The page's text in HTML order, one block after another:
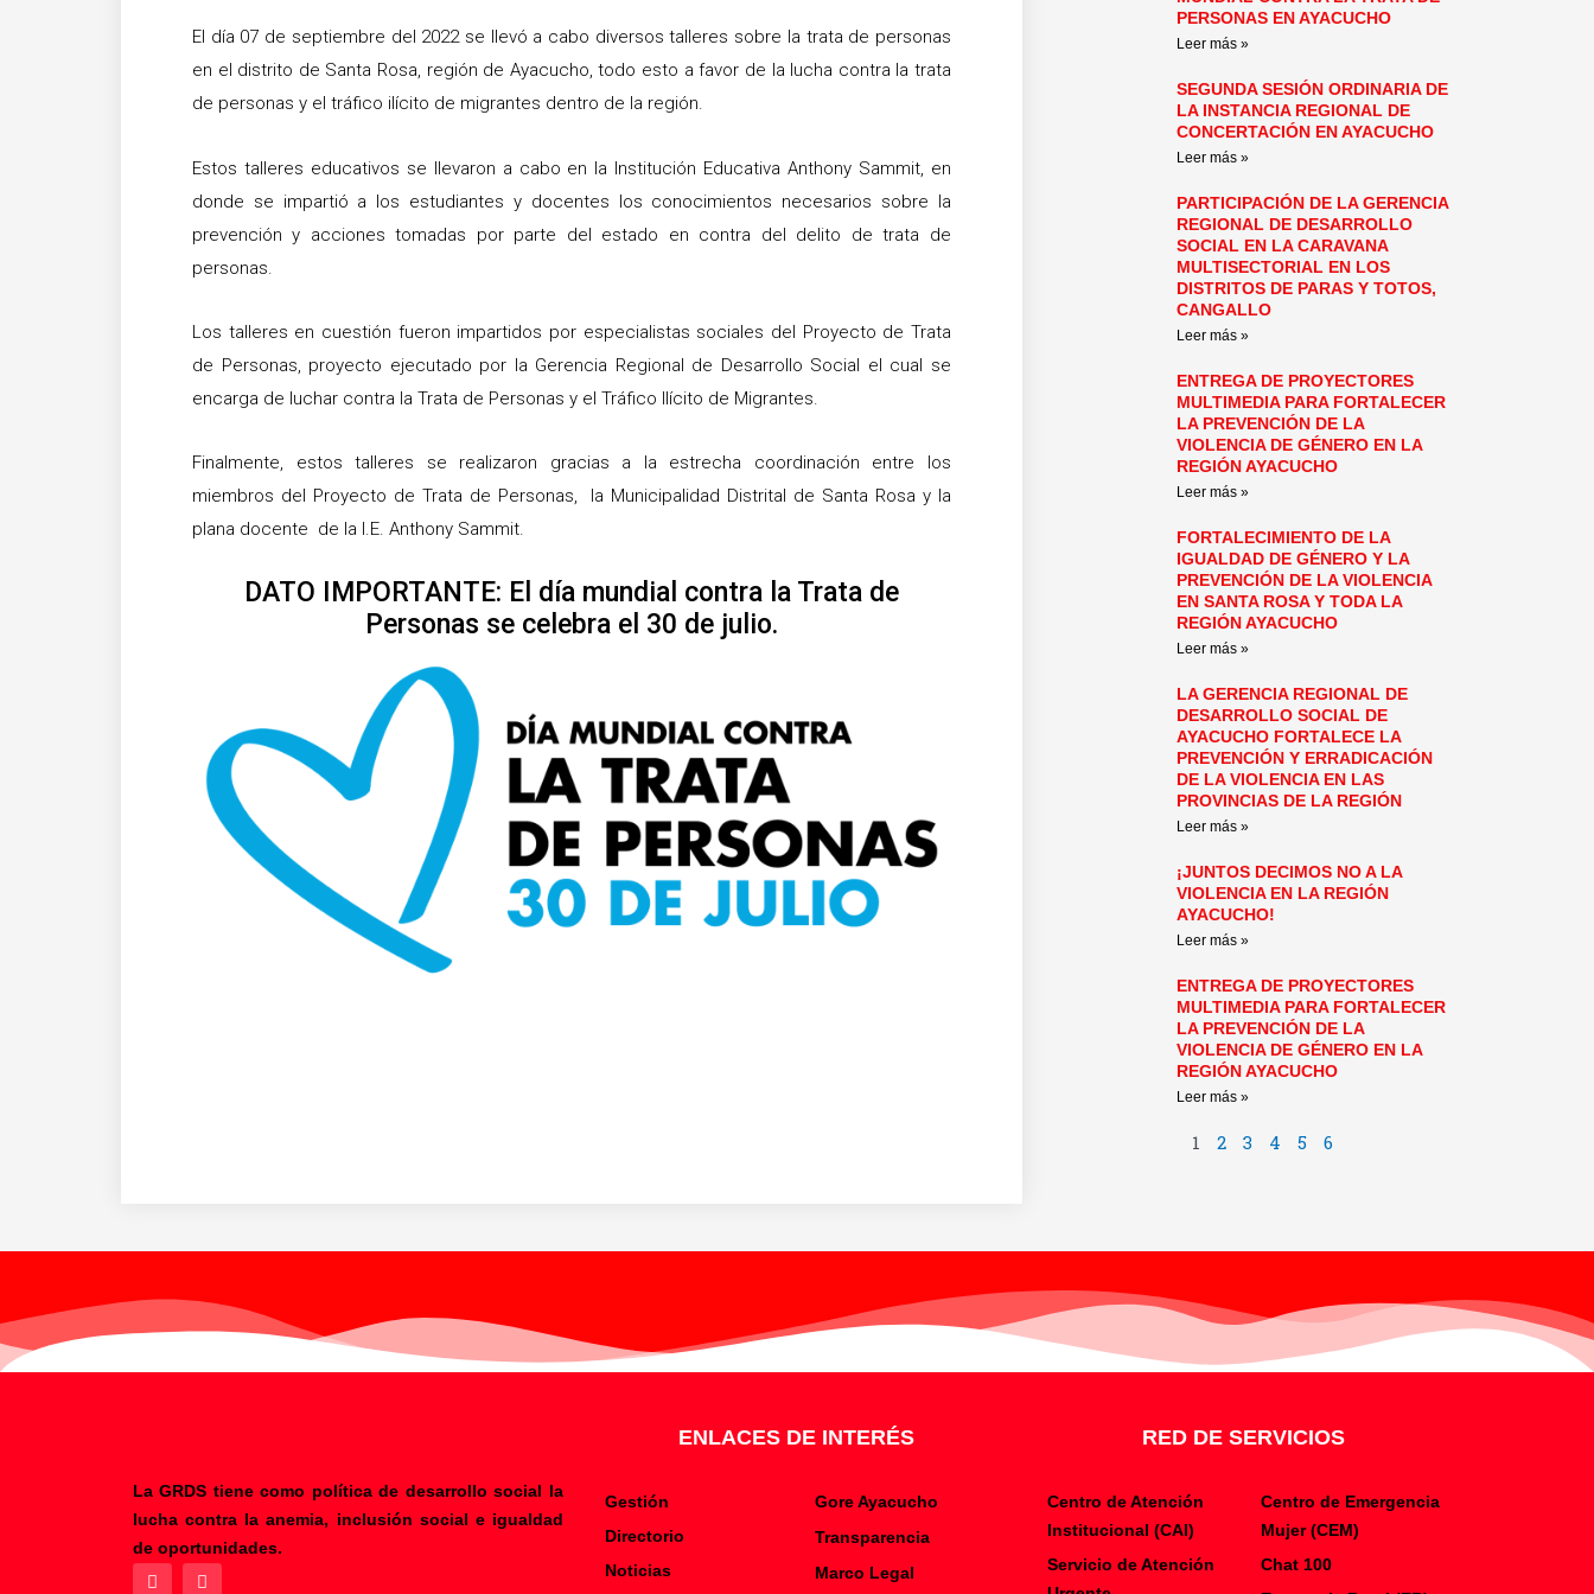
El día 07 de septiembre del 2022 se llevó a cabo diversos talleres sobre la trata de personas
en el distrito de Santa Rosa, región de Ayacucho, todo esto a favor de la lucha contra la trata
de personas y el tráfico ilícito de migrantes dentro de la región.
Estos talleres educativos se llevaron a cabo en la Institución Educativa Anthony Sammit, en
donde se impartió a los estudiantes y docentes los conocimientos necesarios sobre la
prevención y acciones tomadas por parte del estado en contra del delito de trata de
personas.
Los talleres en cuestión fueron impartidos por especialistas sociales del Proyecto de Trata
de Personas, proyecto ejecutado por la Gerencia Regional de Desarrollo Social el cual se
encarga de luchar contra la Trata de Personas y el Tráfico Ilícito de Migrantes.
Finalmente, estos talleres se realizaron gracias a la estrecha coordinación entre los
miembros del Proyecto de Trata de Personas, la Municipalidad Distrital de Santa Rosa y la
plana docente de la I.E. Anthony Sammit.
DATO IMPORTANTE: El día mundial contra la Trata de
Personas se celebra el 30 de julio.
PERSONAS EN AYACUCHO
Leer más »
SEGUNDA SESIÓN ORDINARIA DE
LA INSTANCIA REGIONAL DE
CONCERTACIÓN EN AYACUCHO
Leer más »
PARTICIPACIÓN DE LA GERENCIA
REGIONAL DE DESARROLLO
SOCIAL EN LA CARAVANA
MULTISECTORIAL EN LOS
DISTRITOS DE PARAS Y TOTOS,
CANGALLO
Leer más »
ENTREGA DE PROYECTORES
MULTIMEDIA PARA FORTALECER
LA PREVENCIÓN DE LA
VIOLENCIA DE GÉNERO EN LA
REGIÓN AYACUCHO
Leer más »
FORTALECIMIENTO DE LA
IGUALDAD DE GÉNERO Y LA
PREVENCIÓN DE LA VIOLENCIA
EN SANTA ROSA Y TODA LA
REGIÓN AYACUCHO
Leer más »
LA GERENCIA REGIONAL DE
DESARROLLO SOCIAL DE
AYACUCHO FORTALECE LA
PREVENCIÓN Y ERRADICACIÓN
DE LA VIOLENCIA EN LAS
PROVINCIAS DE LA REGIÓN
Leer más »
¡JUNTOS DECIMOS NO A LA
VIOLENCIA EN LA REGIÓN
AYACUCHO!
Leer más »
ENTREGA DE PROYECTORES
MULTIMEDIA PARA FORTALECER
LA PREVENCIÓN DE LA
VIOLENCIA DE GÉNERO EN LA
REGIÓN AYACUCHO
Leer más »
1 2 3 4 5 6
La GRDS tiene como política de desarrollo social la
lucha contra la anemia, inclusión social e igualdad
de oportunidades.
F
a
c
Y
o
u
ENLACES DE INTERÉS
Gestión
Directorio
Noticias
Gore Ayacucho
Transparencia
Marco Legal
RED DE SERVICIOS
Centro de Atención
Institucional (CAI)
Servicio de Atención
Centro de Emergencia
Mujer (CEM)
Chat 100